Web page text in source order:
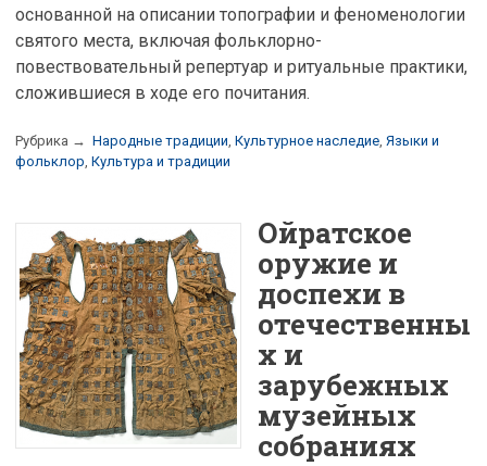
основанной на описании топографии и феноменологии
святого места, включая фольклорно-
повествовательный репертуар и ритуальные практики,
сложившиеся в ходе его почитания.
Рубрика → Народные традиции Культурное наследие Языки и
фольклор Культура и традиции
Ойратское
оружие и
доспехи в
отечественны
х и
зарубежных
музейных
собраниях